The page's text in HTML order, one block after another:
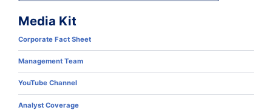
Media Kit
Corporate Fact Sheet
Management Team
YouTube Channel
Analyst Coverage